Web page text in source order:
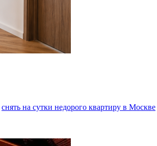
снять на сутки недорого квартиру в Москве